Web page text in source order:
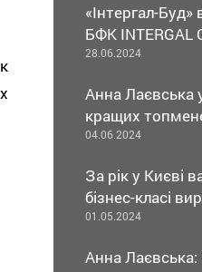
«Інтергал-
БФК INTERGAL
28.06.2024
Анна Лаєвська
кращих
04.06.2024
За рік у Києві
бізнес-класі
01.05.2024
Анна Лаєвська: